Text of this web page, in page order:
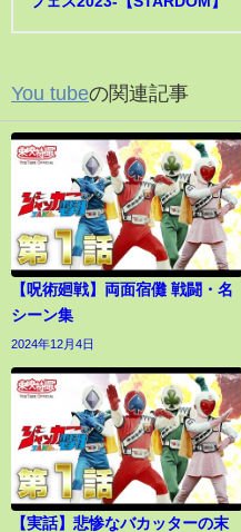
You tubeの関連記事
【呪術廻戦】両面宿儺 戦闘・名
シーン集
2024年12月4日
【実話】悲惨なバカッターの末